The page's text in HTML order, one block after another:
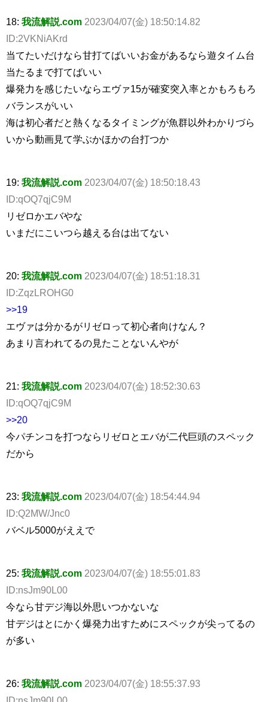
18: 我流解説.com 2023/04/07(金) 18:50:14.82
ID:2VKNiAKrd
当てたいだけなら甘打てばいいお金があるなら遊タイム台
当たるまで打てばいい
爆発力を感じたいならエヴァ15が確変突入率とかもろもろ
バランスがいい
海は初心者だと熱くなるタイミングが魚群以外わかりづら
いから動画見て学ぶかほかの台打つか
19: 我流解説.com 2023/04/07(金) 18:50:18.43
ID:qOQ7qjC9M
リゼロかエバやな
いまだにこいつら越える台は出てない
20: 我流解説.com 2023/04/07(金) 18:51:18.31
ID:ZqzLROHG0
>>19
エヴァは分かるがリゼロって初心者向けなん？
あまり言われてるの見たことないんやが
21: 我流解説.com 2023/04/07(金) 18:52:30.63
ID:qOQ7qjC9M
>>20
今パチンコを打つならリゼロとエバが二代巨頭のスペック
だから
23: 我流解説.com 2023/04/07(金) 18:54:44.94
ID:Q2MW/Jnc0
バベル5000がええで
25: 我流解説.com 2023/04/07(金) 18:55:01.83
ID:nsJm90L00
今なら甘デジ海以外思いつかないな
甘デジはとにかく爆発力出すためにスペックが尖ってるの
が多い
26: 我流解説.com 2023/04/07(金) 18:55:37.93